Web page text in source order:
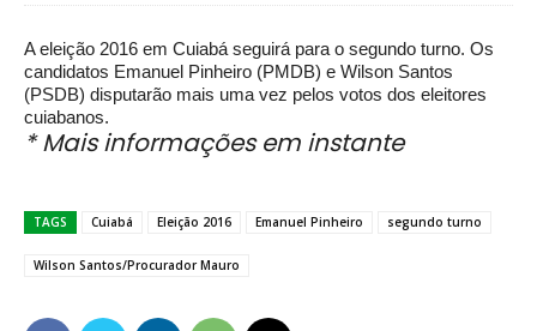
Amazônia
A eleição 2016 em Cuiabá seguirá para o segundo turno. Os
candidatos Emanuel Pinheiro (PMDB) e Wilson Santos
(PSDB) disputarão mais uma vez pelos votos dos eleitores
cuiabanos.
* Mais informações em instante
TAGS Cuiabá Eleição 2016 Emanuel Pinheiro segundo turno
Wilson Santos/Procurador Mauro